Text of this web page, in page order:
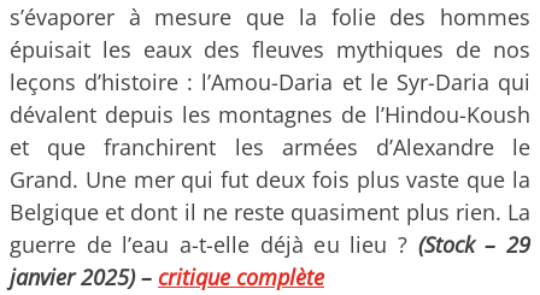
s’évaporer à mesure que la folie des hommes
épuisait les eaux des fleuves mythiques de nos
leçons d’histoire : l’Amou-Daria et le Syr-Daria qui
dévalent depuis les montagnes de l’Hindou-Koush
et que franchirent les armées d’Alexandre le
Grand. Une mer qui fut deux fois plus vaste que la
Belgique et dont il ne reste quasiment plus rien. La
guerre de l’eau a-t-elle déjà eu lieu ? (Stock – 29
janvier 2025) – critique complète